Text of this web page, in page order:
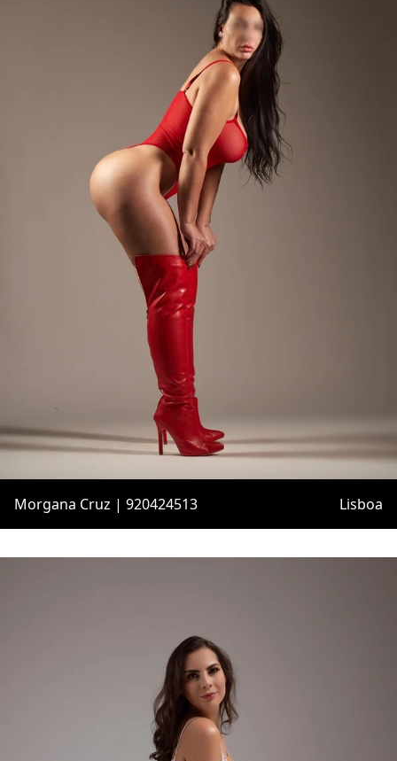
Morgana Cruz | 920424513 Lisboa